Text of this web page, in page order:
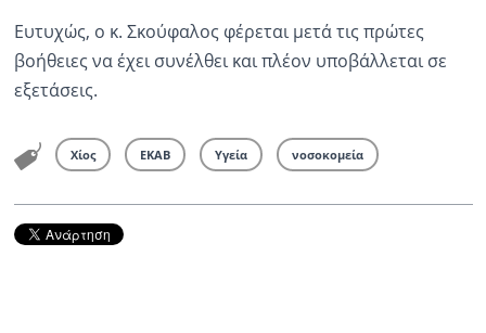
Ευτυχώς, ο κ. Σκούφαλος φέρεται μετά τις πρώτες
βοήθειες να έχει συνέλθει και πλέον υποβάλλεται σε
εξετάσεις.
Χίος ΕΚΑΒ Υγεία νοσοκομεία